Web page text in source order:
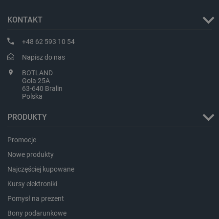
KONTAKT
+48 62 593 10 54
Napisz do nas
BOTLAND
Gola 25A
63-640 Bralin
Polska
PRODUKTY
Promocje
Nowe produkty
Najczęściej kupowane
Kursy elektroniki
Pomysł na prezent
Bony podarunkowe
PHPSESSID